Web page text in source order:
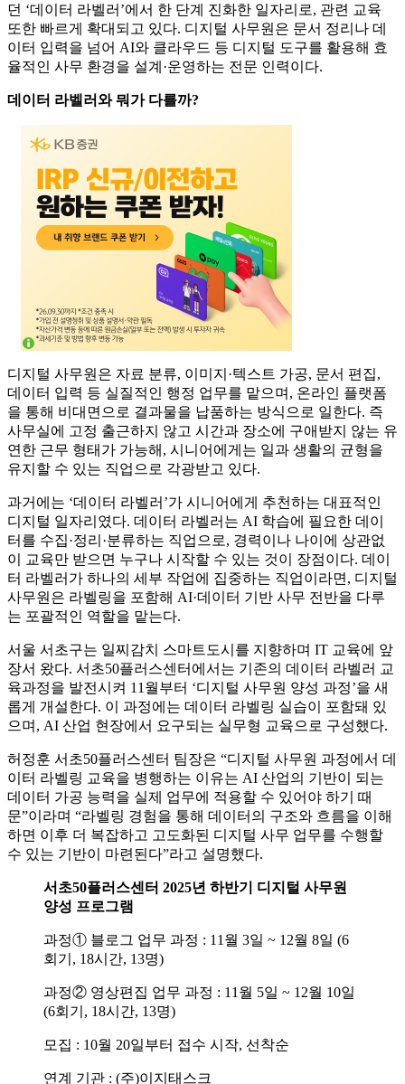
던 ‘데이터 라벨러’에서 한 단계 진화한 일자리로, 관련 교육
또한 빠르게 확대되고 있다. 디지털 사무원은 문서 정리나 데
이터 입력을 넘어 AI와 클라우드 등 디지털 도구를 활용해 효
율적인 사무 환경을 설계·운영하는 전문 인력이다.
데이터 라벨러와 뭐가 다를까?
디지털 사무원은 자료 분류, 이미지·텍스트 가공, 문서 편집,
데이터 입력 등 실질적인 행정 업무를 맡으며, 온라인 플랫폼
을 통해 비대면으로 결과물을 납품하는 방식으로 일한다. 즉
사무실에 고정 출근하지 않고 시간과 장소에 구애받지 않는 유
연한 근무 형태가 가능해, 시니어에게는 일과 생활의 균형을
유지할 수 있는 직업으로 각광받고 있다.
과거에는 ‘데이터 라벨러’가 시니어에게 추천하는 대표적인
디지털 일자리였다. 데이터 라벨러는 AI 학습에 필요한 데이
터를 수집·정리·분류하는 직업으로, 경력이나 나이에 상관없
이 교육만 받으면 누구나 시작할 수 있는 것이 장점이다. 데이
터 라벨러가 하나의 세부 작업에 집중하는 직업이라면, 디지털
사무원은 라벨링을 포함해 AI·데이터 기반 사무 전반을 다루
는 포괄적인 역할을 맡는다.
서울 서초구는 일찌감치 스마트도시를 지향하며 IT 교육에 앞
장서 왔다. 서초50플러스센터에서는 기존의 데이터 라벨러 교
육과정을 발전시켜 11월부터 ‘디지털 사무원 양성 과정’을 새
롭게 개설한다. 이 과정에는 데이터 라벨링 실습이 포함돼 있
으며, AI 산업 현장에서 요구되는 실무형 교육으로 구성했다.
허정훈 서초50플러스센터 팀장은 “디지털 사무원 과정에서 데
이터 라벨링 교육을 병행하는 이유는 AI 산업의 기반이 되는
데이터 가공 능력을 실제 업무에 적용할 수 있어야 하기 때
문”이라며 “라벨링 경험을 통해 데이터의 구조와 흐름을 이해
하면 이후 더 복잡하고 고도화된 디지털 사무 업무를 수행할
수 있는 기반이 마련된다”라고 설명했다.
서초50플러스센터 2025년 하반기 디지털 사무원
양성 프로그램
과정① 블로그 업무 과정 : 11월 3일 ~ 12월 8일 (6
회기, 18시간, 13명)
과정② 영상편집 업무 과정 : 11월 5일 ~ 12월 10일
(6회기, 18시간, 13명)
모집 : 10월 20일부터 접수 시작, 선착순
연계 기관 : (주)이지태스크